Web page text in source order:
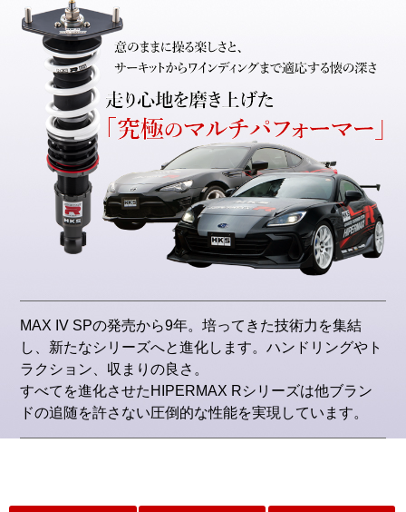
MAX IV SPの発売から9年。培ってきた技術力を集結
し、新たなシリーズへと進化します。ハンドリングやト
ラクション、収まりの良さ。
すべてを進化させたHIPERMAX Rシリーズは他ブラン
ドの追随を許さない圧倒的な性能を実現しています。